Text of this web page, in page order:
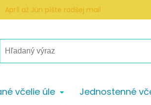
Apríl až Jún píšte radšej mail
včelie úle Jednostenné